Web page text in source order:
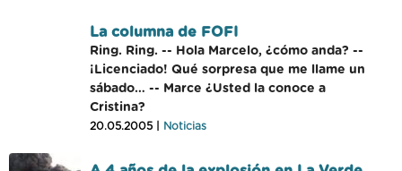
La columna de FOFI
Ring. Ring. -- Hola Marcelo, ¿cómo anda? --
¡Licenciado! Qué sorpresa que me llame un
sábado… -- Marce ¿Usted la conoce a
Cristina?
20.05.2005 | Noticias